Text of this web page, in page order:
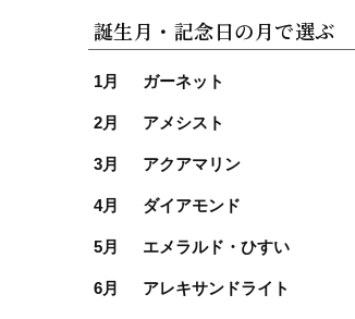
誕生月・記念日の月で選ぶ
1月 ガーネット
2月 アメシスト
3月 アクアマリン
4月 ダイアモンド
5月 エメラルド・ひすい
6月 アレキサンドライト